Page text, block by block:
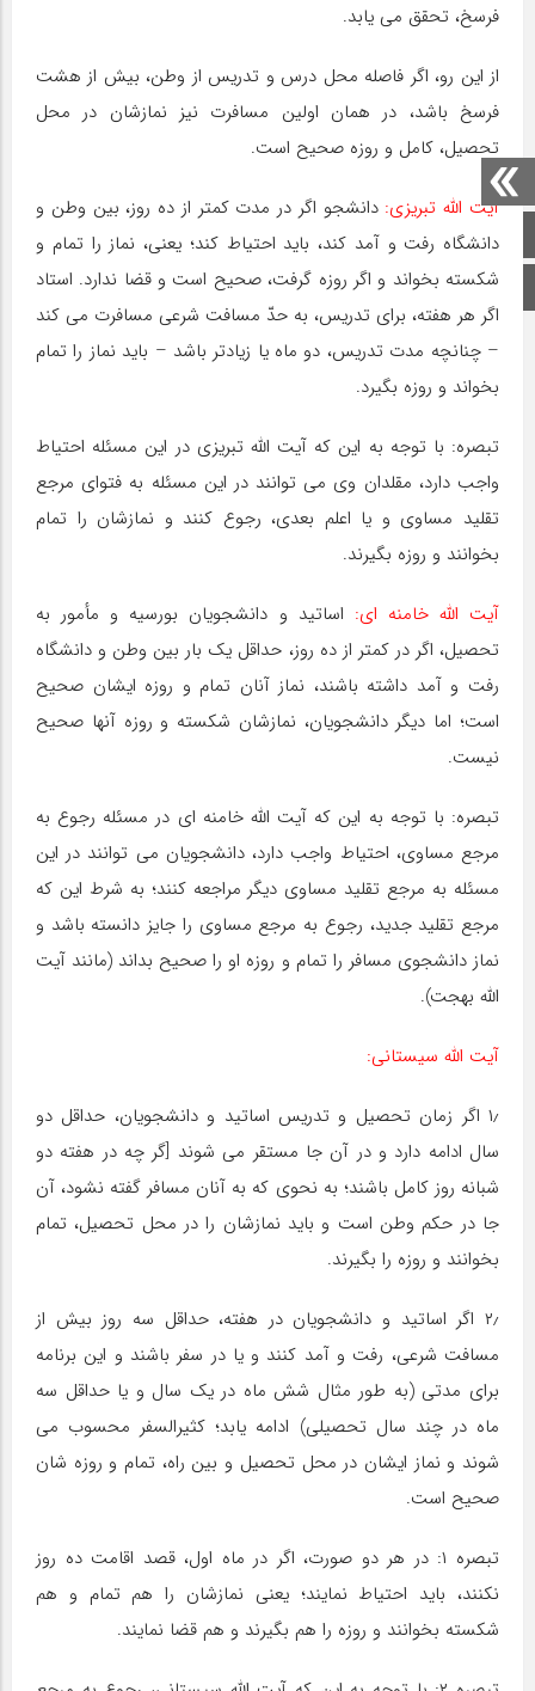
صفحه اصلی
اینستاگرام
فرسخ، تحقق می یابد.
از این رو، اگر فاصله محل درس و تدریس از وطن، بیش از هشت
فرسخ باشد، در همان اولین مسافرت نیز نمازشان در محل
تحصیل، کامل و روزه صحیح است.
آیت اللّه تبریزی: دانشجو اگر در مدت کمتر از ده روز، بین وطن و
دانشگاه رفت و آمد کند، باید احتیاط کند؛ یعنی، نماز را تمام و
شکسته بخواند و اگر روزه گرفت، صحیح است و قضا ندارد. استاد
اگر هر هفته، برای تدریس، به حدّ مسافت شرعی مسافرت می کند
– چنانچه مدت تدریس، دو ماه یا زیادتر باشد – باید نماز را تمام
بخواند و روزه بگیرد.
تبصره: با توجه به این که آیت اللّه تبریزی در این مسئله احتیاط
واجب دارد، مقلدان وی می توانند در این مسئله به فتوای مرجع
تقلید مساوی و یا اعلم بعدی، رجوع کنند و نمازشان را تمام
بخوانند و روزه بگیرند.
آیت اللّه خامنه ای: اساتید و دانشجویان بورسیه و مأمور به
تحصیل، اگر در کمتر از ده روز، حداقل یک بار بین وطن و دانشگاه
رفت و آمد داشته باشند، نماز آنان تمام و روزه ایشان صحیح
است؛ اما دیگر دانشجویان، نمازشان شکسته و روزه آنها صحیح
نیست.
تبصره: با توجه به این که آیت اللّه خامنه ای در مسئله رجوع به
مرجع مساوی، احتیاط واجب دارد، دانشجویان می توانند در این
مسئله به مرجع تقلید مساوی دیگر مراجعه کنند؛ به شرط این که
مرجع تقلید جدید، رجوع به مرجع مساوی را جایز دانسته باشد و
نماز دانشجوی مسافر را تمام و روزه او را صحیح بداند (مانند آیت
اللّه بهجت).
آیت اللّه سیستانی:
۱٫ اگر زمان تحصیل و تدریس اساتید و دانشجویان، حداقل دو
سال ادامه دارد و در آن جا مستقر می شوند [گر چه در هفته دو
شبانه روز کامل باشند؛ به نحوی که به آنان مسافر گفته نشود، آن
جا در حکم وطن است و باید نمازشان را در محل تحصیل، تمام
بخوانند و روزه را بگیرند.
۲٫ اگر اساتید و دانشجویان در هفته، حداقل سه روز بیش از
مسافت شرعی، رفت و آمد کنند و یا در سفر باشند و این برنامه
برای مدتی (به طور مثال شش ماه در یک سال و یا حداقل سه
ماه در چند سال تحصیلی) ادامه یابد؛ کثیرالسفر محسوب می
شوند و نماز ایشان در محل تحصیل و بین راه، تمام و روزه شان
صحیح است.
تبصره ۱: در هر دو صورت، اگر در ماه اول، قصد اقامت ده روز
نکنند، باید احتیاط نمایند؛ یعنی نمازشان را هم تمام و هم
شکسته بخوانند و روزه را هم بگیرند و هم قضا نمایند.